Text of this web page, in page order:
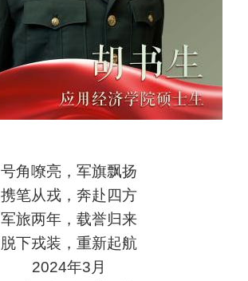
号角嘹亮，军旗飘扬
携笔从戎，奔赴四方
军旅两年，载誉归来
脱下戎装，重新起航
2024年3月